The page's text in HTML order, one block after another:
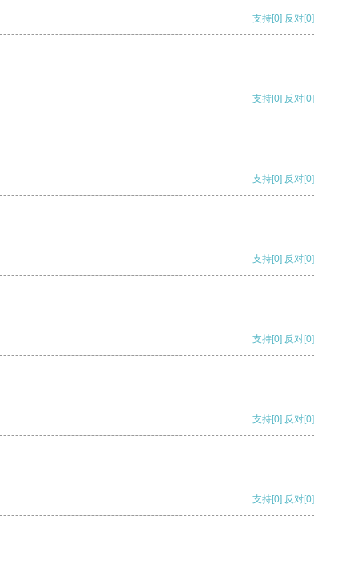
支持[0] 反对[0]
支持[0] 反对[0]
支持[0] 反对[0]
支持[0] 反对[0]
支持[0] 反对[0]
支持[0] 反对[0]
支持[0] 反对[0]